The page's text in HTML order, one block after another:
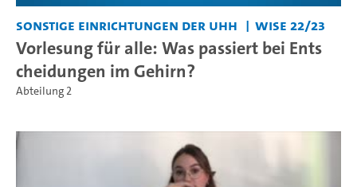
Sonstige Einrichtungen der UHH WiSe 22/23
Vorlesung für alle: Was passiert bei Ents
cheidungen im Gehirn?
Abteilung 2